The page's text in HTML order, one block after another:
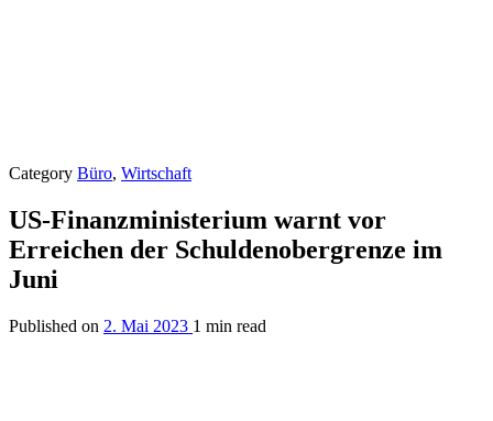
Category Büro, Wirtschaft
US-Finanzministerium warnt vor
Erreichen der Schuldenobergrenze im
Juni
Published on 2. Mai 2023 1 min read